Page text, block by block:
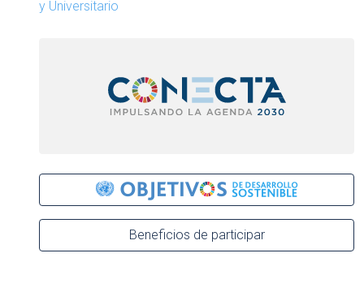
y Universitario
Beneficios de participar